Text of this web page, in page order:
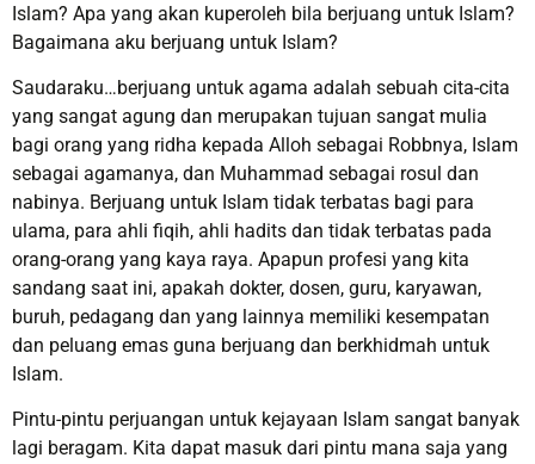
Islam? Apa yang akan kuperoleh bila berjuang untuk Islam?
Bagaimana aku berjuang untuk Islam?
Saudaraku…berjuang untuk agama adalah sebuah cita-cita
yang sangat agung dan merupakan tujuan sangat mulia
bagi orang yang ridha kepada Alloh sebagai Robbnya, Islam
sebagai agamanya, dan Muhammad sebagai rosul dan
nabinya. Berjuang untuk Islam tidak terbatas bagi para
ulama, para ahli fiqih, ahli hadits dan tidak terbatas pada
orang-orang yang kaya raya. Apapun profesi yang kita
sandang saat ini, apakah dokter, dosen, guru, karyawan,
buruh, pedagang dan yang lainnya memiliki kesempatan
dan peluang emas guna berjuang dan berkhidmah untuk
Islam.
Pintu-pintu perjuangan untuk kejayaan Islam sangat banyak
lagi beragam. Kita dapat masuk dari pintu mana saja yang